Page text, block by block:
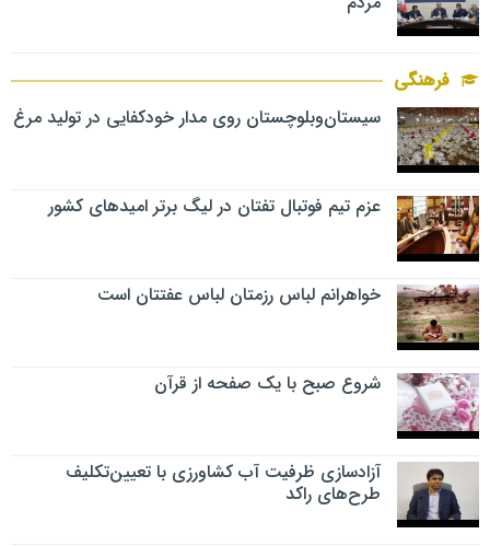
فرهنگی
سیستان‌وبلوچستان روی مدار خودکفایی در تولید مرغ
عزم تیم فوتبال تفتان در لیگ برتر امیدهای کشور
خواهرانم لباس رزمتان لباس عفتتان است
شروع صبح با یک صفحه از قرآن
آزادسازی ظرفیت آب کشاورزی با تعیین‌تکلیف
طرح‌های راکد